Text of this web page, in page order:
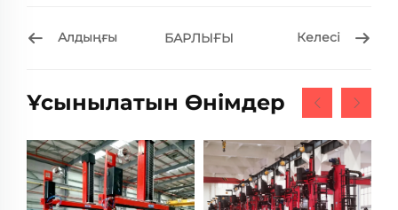
Алдыңғы БАРЛЫҒЫ Келесі
Ұсынылатын Өнімдер